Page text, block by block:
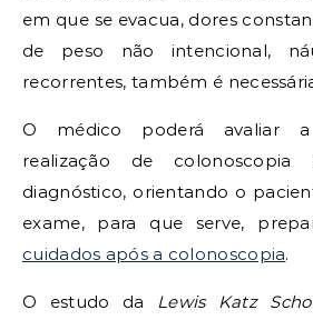
em que se evacua, dores
de peso não intencional,
recorrentes, também é
O médico poderá avaliar a
realização de
diagnóstico, orientando o
exame, para que serve,
cuidados após a colonoscopia.
O estudo da Lewis Katz